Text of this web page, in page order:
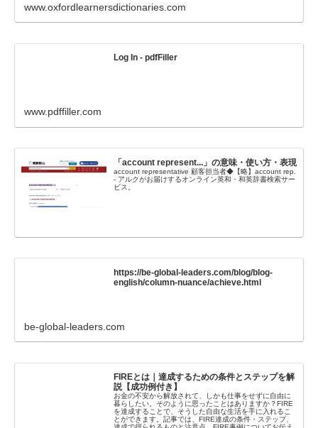
www.oxfordlearnersdictionaries.com
Log In - pdfFiller
www.pdffiller.com
「account represent...」の意味・使い方・表現
account representative 顧客担当者◆【略】account rep.
- アルクがお届けするオンライン英和・和英辞書検索サー
ビス。
https://be-global-leaders.com/blog/blog-
english/column-nuance/achieve.html
be-global-leaders.com
FIREとは｜達成するための条件とステップを解
説【成功例付き】
お金の不安から解放されて、しかも仕事をせずに自由に
暮らしたい。そのように思ったことはありますか？FIRE
を達成することで、そうした自由な生活を手に入れるこ
とができます。記事では、FIRE達成の条件・ステップ、